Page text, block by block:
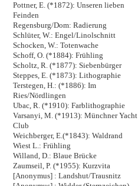
Pottner, E. (*1872): Unseren lieben
Feinden
Regensburg/Dom: Radierung
Schlüter, W.: Engel/Linolschnitt
Schocken, W.: Totenwache
Schoff, O. (*1884): Frühling
Scholtz, R. (*1877): Siebenbürger
Steppes, E. (*1873): Lithographie
Terstegen, H.: (*1886): Im
Ries/Nördlingen
Ubac, R. (*1910): Farblithographie
Varsanyi, M. (*1913): Münchner Yacht
Club
Weichberger, E.(*1843): Waldrand
Wiest L.: Frühling
Willand, D.: Blaue Brücke
Zaumseil, P. (*1955): Kurzvita
[Anonymus] : Landshut/Trausnitz